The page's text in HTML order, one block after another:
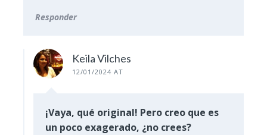
Responder
Keila Vilches
12/01/2024 AT
¡Vaya, qué original! Pero creo que es
un poco exagerado, ¿no crees?